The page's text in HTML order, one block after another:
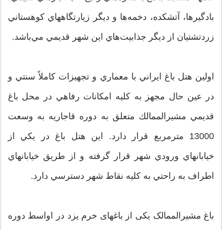
بادگيرها، آتشكده، دخمه‌ها و ديگر زيارتگاههاي كوهستاني
زردتشتيان از ديگر جذابيت‌هاي اين شهر قديمي مي‌باشد.
اولين هتل باغ ايراني با معماري و تجهيزات كاملاً سنتي و
در عين حال مجهز به كليه امكانات رفاهي در محل باغ
قديمي مشيرالممالك متعلق به دوره قاجاريه به وسعت
13000 مترمربع قرار دارد. اين هتل باغ در يكي از
خيابانهاي ورودي شهر قرار گرفته و از طريق خيابانهاي
اطراف به راحتي به كليه نقاط شهر دسترسي دارد.
باغ مشیرالممالک یکی از باغهای خرم یزد در اواسط دوره